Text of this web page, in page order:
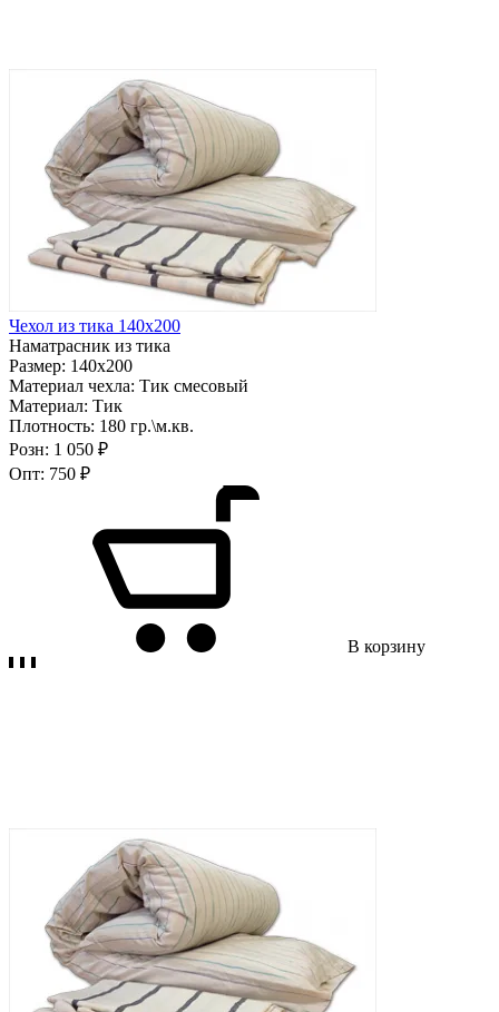
Чехол из тика 140х200
Наматрасник из тика
Размер: 140х200
Материал чехла: Тик смесовый
Материал: Тик
Плотность: 180 гр.\м.кв.
Розн: 1 050 ₽
Опт: 750 ₽
В корзину